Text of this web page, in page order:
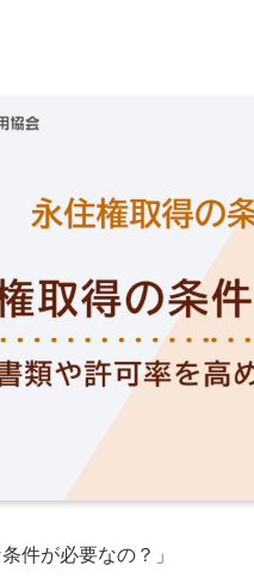
件が必要なの？」